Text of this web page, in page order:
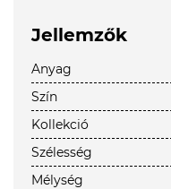
Jellemzők
Anyag
Szín
Kollekció
Szélesség
Mélység